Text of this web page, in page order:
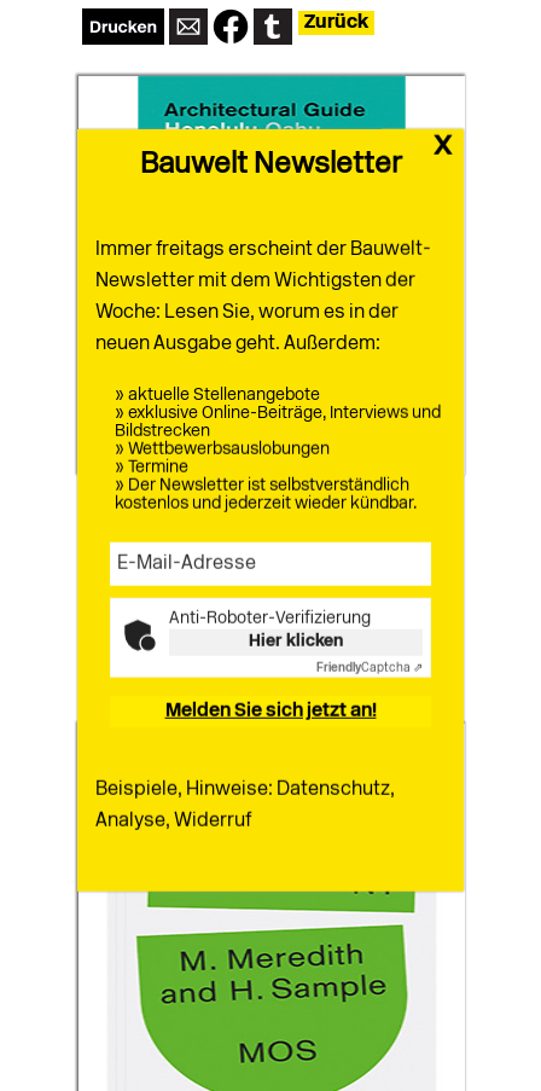
x
Bauwelt Newsletter
Immer freitags erscheint der Bauwelt-
Newsletter mit dem Wichtigsten der
Woche: Lesen Sie, worum es in der
neuen Ausgabe geht. Außerdem:
» aktuelle Stellenangebote
» exklusive Online-Beiträge, Interviews und
Bildstrecken
» Wettbewerbsauslobungen
» Termine
» Der Newsletter ist selbstverständlich
kostenlos und jederzeit wieder kündbar.
Anti-Roboter-Verifizierung
Hier klicken
FriendlyCaptcha ⇗
Melden Sie sich jetzt an!
Beispiele, Hinweise: Datenschutz,
Analyse, Widerruf
Zurück
Honolulu
Architecture Guide
Buildings in Hawai’s Capital